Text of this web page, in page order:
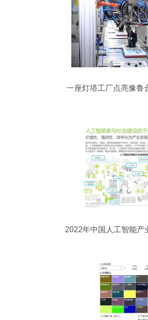
一座灯塔工厂点亮豫鲁
2022年中国人工智能产